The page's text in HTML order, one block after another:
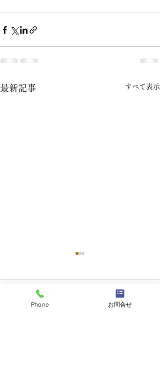
最新記事 すべて表示
コメント
Phone お問合せ